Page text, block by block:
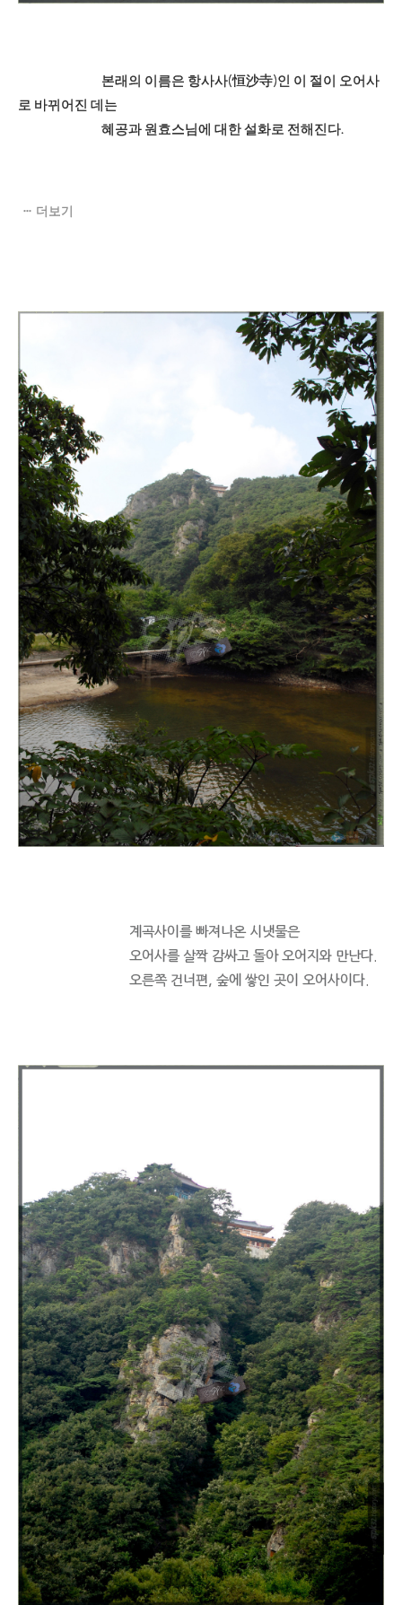
본래의 이름은 항사사(恒沙寺)인 이 절이 오어사
로 바뀌어진 데는
혜공과 원효스님에 대한 설화로 전해진다.
더보기
계곡사이를 빠져나온 시냇물은
오어사를 살짝 감싸고 돌아 오어지와 만난다.
오른쪽 건너편, 숲에 쌓인 곳이 오어사이다.